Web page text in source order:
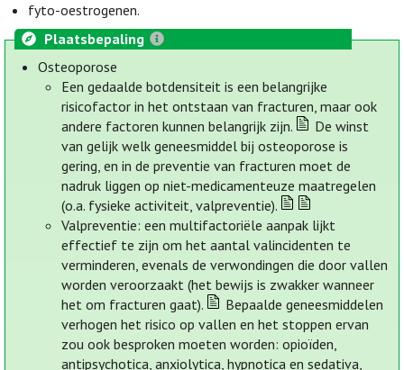
fyto-oestrogenen.
Plaatsbepaling
Osteoporose
Een gedaalde botdensiteit is een belangrijke
risicofactor in het ontstaan van fracturen, maar ook
andere factoren kunnen belangrijk zijn.
De winst
van gelijk welk geneesmiddel bij osteoporose is
gering, en in de preventie van fracturen moet de
nadruk liggen op niet-medicamenteuze maatregelen
(o.a. fysieke activiteit, valpreventie).
Valpreventie: een multifactoriële aanpak lijkt
effectief te zijn om het aantal valincidenten te
verminderen, evenals de verwondingen die door vallen
worden veroorzaakt (het bewijs is zwakker wanneer
het om fracturen gaat).
Bepaalde geneesmiddelen
verhogen het risico op vallen en het stoppen ervan
zou ook besproken moeten worden: opioïden,
antipsychotica, anxiolytica, hypnotica en sedativa,